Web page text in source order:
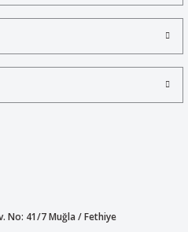
bulunuyor.
olmalı.
No: 41/7 Muğla / Fethiye